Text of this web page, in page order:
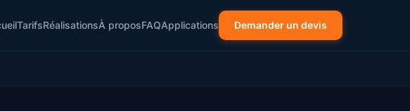
TarifsRéalisationsÀ proposFAQApplications Demander un devis